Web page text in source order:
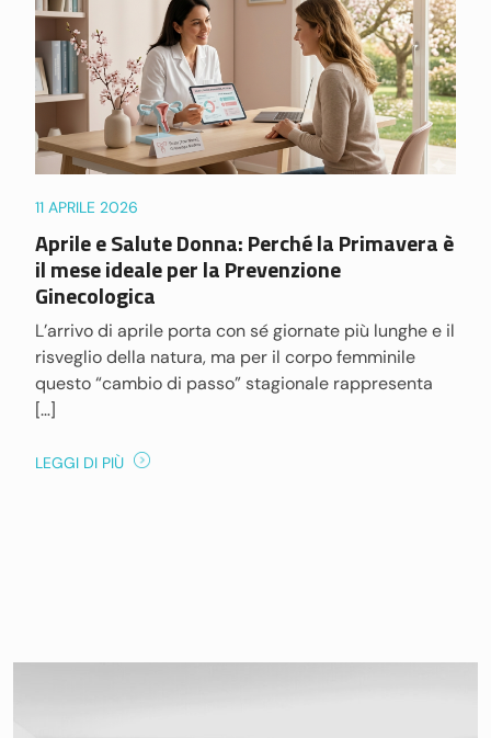
11 APRILE 2026
Aprile e Salute Donna: Perché la Primavera è
il mese ideale per la Prevenzione
Ginecologica
L’arrivo di aprile porta con sé giornate più lunghe e il
risveglio della natura, ma per il corpo femminile
questo “cambio di passo” stagionale rappresenta
[…]
LEGGI DI PIÙ